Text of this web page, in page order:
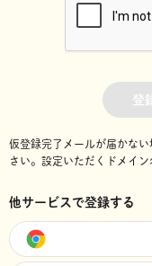
登
仮登録完了メールが届かな
さい。 設定いただくドメイン
他サービスで登録する